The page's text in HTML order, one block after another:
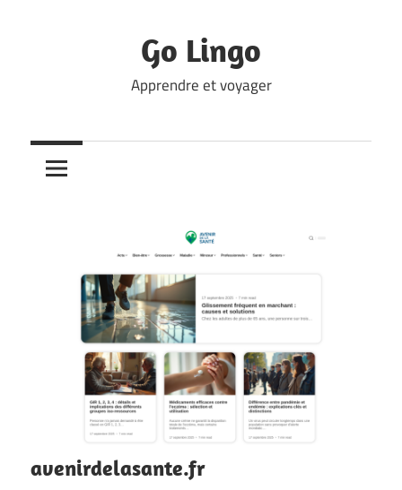
Go Lingo
Apprendre et voyager
avenirdelasante.fr